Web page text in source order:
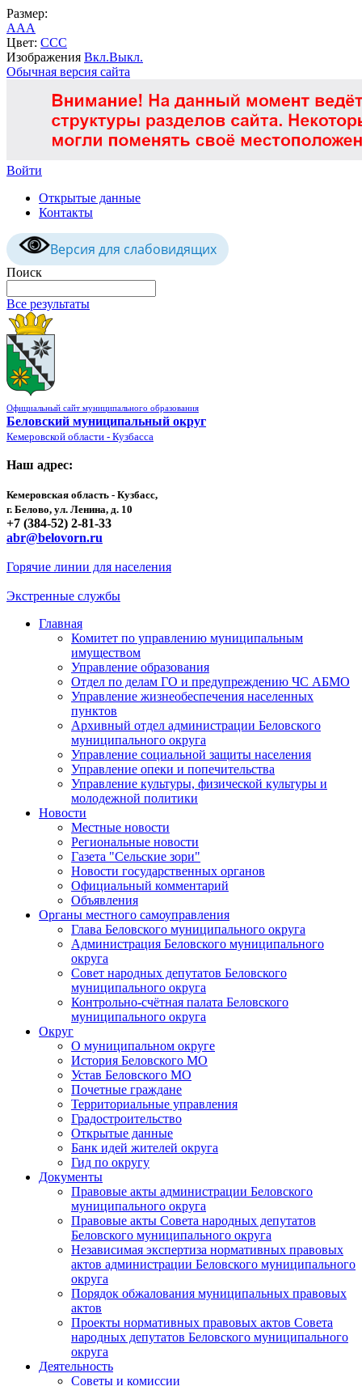
Размер:
AAA
Цвет: CCC
Изображения Вкл.Выкл.
Обычная версия сайта
Войти
Открытые данные
Контакты
Версия для слабовидящих
Поиск
Все результаты
Официальный сайт муниципального образования
Беловский муниципальный округ
Кемеровской области - Кузбасса
Наш адрес:
Кемеровская область - Кузбасс,
г. Белово, ул. Ленина, д. 10
+7 (384-52) 2-81-33
abr@belovorn.ru
Горячие линии для населения
Экстренные службы
Главная
Комитет по управлению муниципальным
имуществом
Управление образования
Отдел по делам ГО и предупреждению ЧС АБМО
Управление жизнеобеспечения населенных
пунктов
Архивный отдел администрации Беловского
муниципального округа
Управление социальной защиты населения
Управление опеки и попечительства
Управление культуры, физической культуры и
молодежной политики
Новости
Местные новости
Региональные новости
Газета "Сельские зори"
Новости государственных органов
Официальный комментарий
Объявления
Органы местного самоуправления
Глава Беловского муниципального округа
Администрация Беловского муниципального
округа
Совет народных депутатов Беловского
муниципального округа
Контрольно-счётная палата Беловского
муниципального округа
Округ
О муниципальном округе
История Беловского МО
Устав Беловского МО
Почетные граждане
Территориальные управления
Градостроительство
Открытые данные
Банк идей жителей округа
Гид по округу
Документы
Правовые акты администрации Беловского
муниципального округа
Правовые акты Совета народных депутатов
Беловского муниципального округа
Независимая экспертиза нормативных правовых
актов администрации Беловского муниципального
округа
Порядок обжалования муниципальных правовых
актов
Проекты нормативных правовых актов Совета
народных депутатов Беловского муниципального
округа
Деятельность
Советы и комиссии